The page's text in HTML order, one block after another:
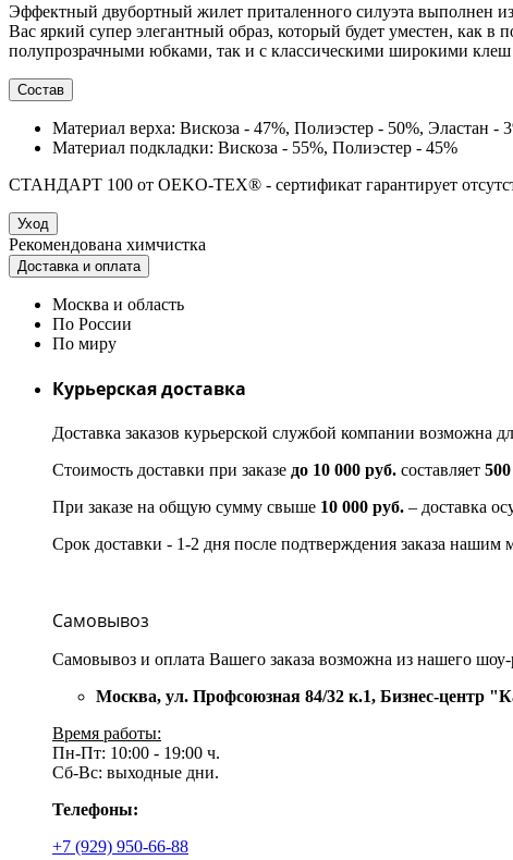
Эффектный двубортный жилет приталенного силуэта выполнен
Вас яркий супер элегантный образ, который будет уместен, как
полупрозрачными юбками, так и с классическими широкими
Состав
Материал верха: Вискоза - 47%, Полиэстер - 50%, Эластан -
Материал подкладки: Вискоза - 55%, Полиэстер - 45%
СТАНДАРТ 100 от OEKO-TEX® - сертификат гарантирует
Уход
Рекомендована химчистка
Доставка и оплата
Москва и область
По России
По миру
Курьерская доставка
Доставка заказов курьерской службой компании
Стоимость доставки при заказе до 10 000 руб. составляет
При заказе на общую сумму свыше 10 000 руб. – доставка
Срок доставки - 1-2 дня после подтверждения заказа нашим
Самовывоз
Самовывоз и оплата Вашего заказа возможна из нашего
Москва, ул. Профсоюзная 84/32 к.1, Бизнес-центр
Время работы:
Пн-Пт: 10:00 - 19:00 ч.
Сб-Вс: выходные дни.
Телефоны:
+7 (929) 950-66-88